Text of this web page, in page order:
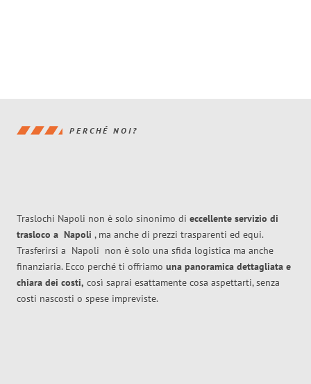
PERCHÉ NOI?
Traslochi Napoli non è solo sinonimo di eccellente servizio di
trasloco a Napoli , ma anche di prezzi trasparenti ed equi.
Trasferirsi a Napoli non è solo una sfida logistica ma anche
finanziaria. Ecco perché ti offriamo una panoramica dettagliata e
chiara dei costi, così saprai esattamente cosa aspettarti, senza
costi nascosti o spese impreviste.